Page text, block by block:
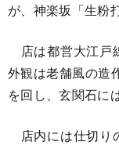
が、神楽坂「生粉
店は都営大江戸
外観は老舗風の造
を回し、玄関石に
店内には仕切り